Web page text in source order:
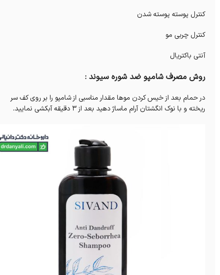
کنترل پوسته پوسته شدن
کنترل چربی مو
آنتی باکتریال
روش مصرف شامپو ضد شوره سیوند :
در حمام بعد از خیس کردن موها مقدار مناسبی از شامپو را بر روی کف سر
ریخته و با نوک انگشتان آرام ماساژ دهید بعد از 3 دقیقه آبکشی نمایید.